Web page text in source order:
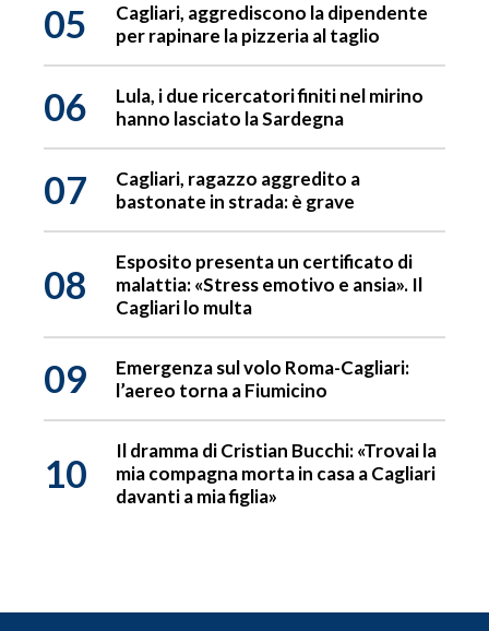
05
Cagliari, aggrediscono la dipendente
per rapinare la pizzeria al taglio
06
Lula, i due ricercatori finiti nel mirino
hanno lasciato la Sardegna
07
Cagliari, ragazzo aggredito a
bastonate in strada: è grave
08
Esposito presenta un certificato di
malattia: «Stress emotivo e ansia». Il
Cagliari lo multa
09
Emergenza sul volo Roma-Cagliari:
l’aereo torna a Fiumicino
10
Il dramma di Cristian Bucchi: «Trovai la
mia compagna morta in casa a Cagliari
davanti a mia figlia»